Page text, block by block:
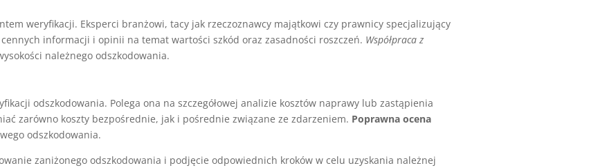
weryfikacji. Eksperci branżowi, tacy jak rzeczoznawcy majątkowi czy prawnicy specjalizujący
informacji i opinii na temat wartości szkód oraz zasadności roszczeń. Współpraca z
należnego odszkodowania.
odszkodowania. Polega ona na szczegółowej analizie kosztów naprawy lub zastąpienia
zarówno koszty bezpośrednie, jak i pośrednie związane ze zdarzeniem. Poprawna ocena
odszkodowania.
zaniżonego odszkodowania i podjęcie odpowiednich kroków w celu uzyskania należnej